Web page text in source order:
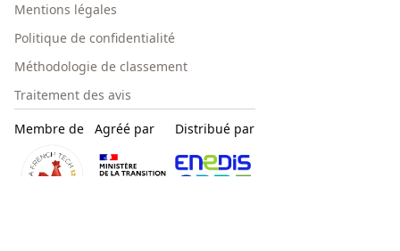
Mentions légales
Politique de confidentialité
Méthodologie de classement
Traitement des avis
Membre de
Agréé par Distribué par